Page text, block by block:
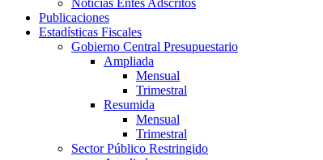
Noticias Entes Adscritos
Publicaciones
Estadísticas Fiscales
Gobierno Central Presupuestario
Ampliada
Mensual
Trimestral
Resumida
Mensual
Trimestral
Sector Público Restringido